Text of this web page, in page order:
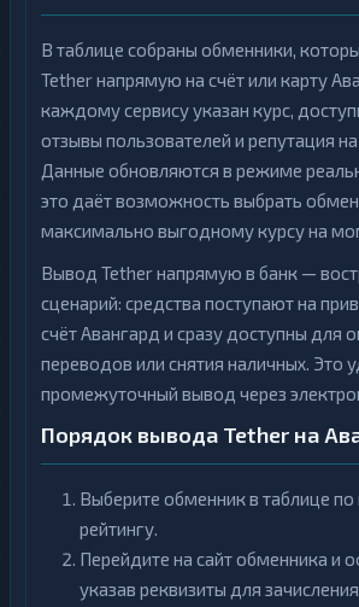
В таблице собраны обменники,
Tether напрямую на счёт или карту
каждому сервису указан курс,
отзывы пользователей и репутация
Данные обновляются в режиме
это даёт возможность выбрать
максимально выгодному курсу на
Вывод Tether напрямую в банк —
сценарий: средства поступают на
счёт Авангард и сразу доступны для
переводов или снятия наличных. Это
промежуточный вывод через
Порядок вывода Tether на
Выберите обменник в таблице по
рейтингу.
Перейдите на сайт обменника и
указав реквизиты для